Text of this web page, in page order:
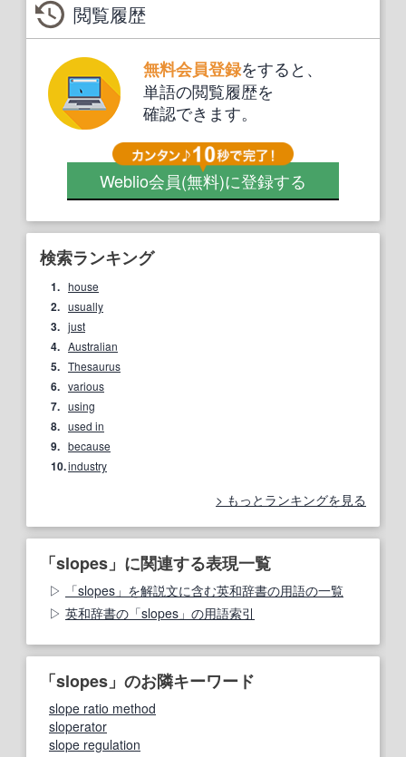
閲覧履歴
無料会員登録をすると、
単語の閲覧履歴を
確認できます。
Weblio会員(無料)に登録する
検索ランキング
1. house
2. usually
3. just
4. Australian
5. Thesaurus
6. various
7. using
8. used in
9. because
10.industry
もっとランキングを見る
「slopes」に関連する表現一覧
「slopes」を解説文に含む英和辞書の用語の一覧
英和辞書の「slopes」の用語索引
「slopes」のお隣キーワード
slope ratio method
sloperator
slope regulation